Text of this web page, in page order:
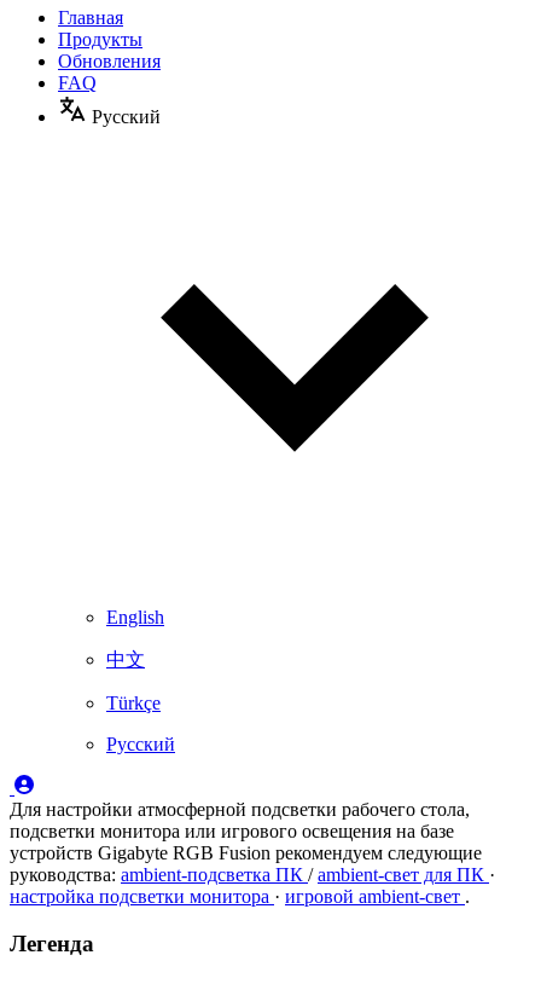
Главная
Продукты
Обновления
FAQ
Русский
English
中文
Türkçe
Русский
Для настройки атмосферной подсветки рабочего стола,
подсветки монитора или игрового освещения на базе
устройств Gigabyte RGB Fusion рекомендуем следующие
руководства: ambient‑подсветка ПК /ambient‑свет для ПК ·
настройка подсветки монитора · игровой ambient‑свет .
Легенда